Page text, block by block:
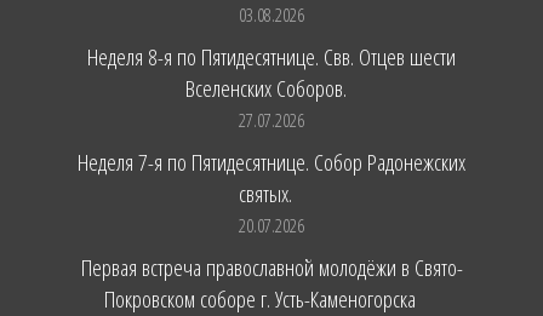
03.08.2026
Неделя 8-я по Пятидесятнице. Свв. Отцев шести
Вселенских Соборов.
27.07.2026
Неделя 7-я по Пятидесятнице. Собор Радонежских
святых.
20.07.2026
Первая встреча православной молодёжи в Свято-
Покровском соборе г. Усть-Каменогорска